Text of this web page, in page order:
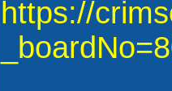
https://